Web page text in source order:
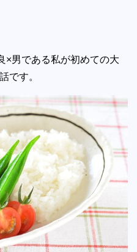
×男である私が初めての大
です。